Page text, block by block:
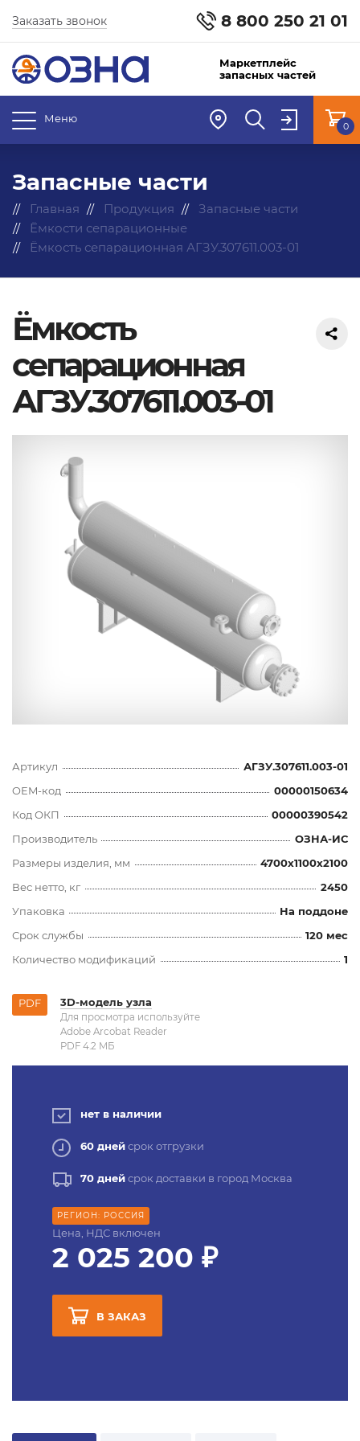
8 800 250 21 01
Заказать звонок
Маркетплейс
запасных частей
Меню
0
Запасные части
Главная Продукция
Запасные части
Ёмкости сепарационные
Ёмкость сепарационная АГЗУ.307611.003-01
Ёмкость
сепарационная
АГЗУ.307611.003-01
Артикул
АГЗУ.307611.003-01
OEM-код
00000150634
Код ОКП
00000390542
Производитель
ОЗНА-ИС
Размеры изделия, мм
4700x1100x2100
Вес нетто, кг
2450
Упаковка
На поддоне
Срок службы
120 мес
Количество модификаций
1
PDF 3D-модель узла
Для просмотра используйте
Adobe Arcobat Reader
PDF 4.2 MБ
нет в наличии
60 днейсрок отгрузки
70 днейсрок доставки в город Москва
РЕГИОН: РОССИЯ
Цена, НДС включен
2 025 200 ₽
В ЗАКАЗ